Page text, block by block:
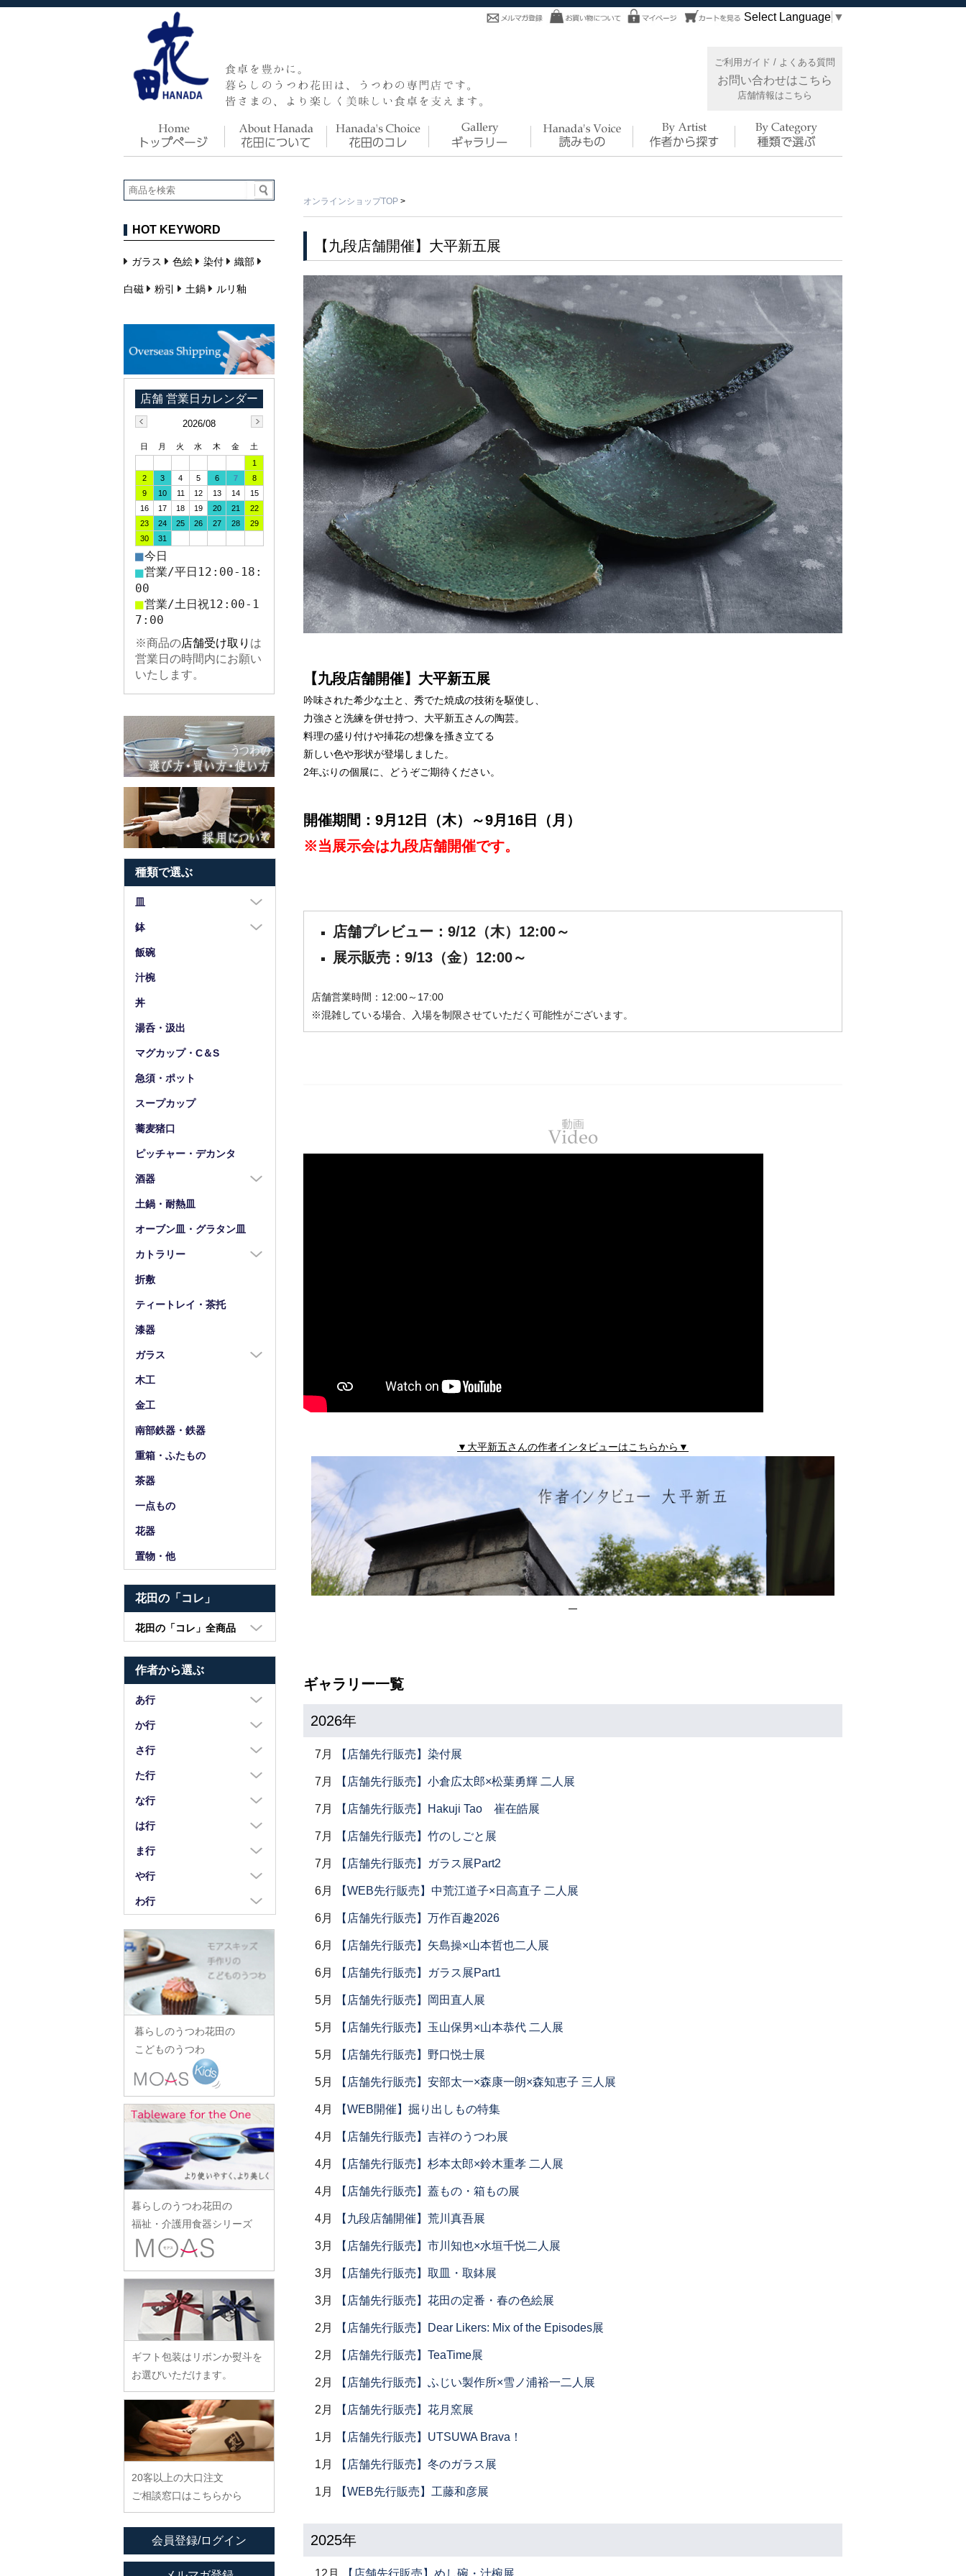
Select Language ▼
ご利用ガイド / よくある質問
お問い合わせはこちら
店舗情報はこちら
オンラインショップTOP >
【九段店舗開催】大平新五展
【九段店舗開催】大平新五展
吟味された希少な土と、秀でた焼成の技術を駆使し、
力強さと洗練を併せ持つ、大平新五さんの陶芸。
料理の盛り付けや挿花の想像を搔き立てる
新しい色や形状が登場しました。
2年ぶりの個展に、どうぞご期待ください。
開催期間：9月12日（木）～9月16日（月）
※当展示会は九段店舗開催です。
店舗プレビュー：9/12（木）12:00～
展示販売：9/13（金）12:00～
店舗営業時間：12:00～17:00
※混雑している場合、入場を制限させていただく可能性がございます。
▼大平新五さんの作者インタビューはこちらから▼
ギャラリー一覧
2026年
7月 【店舗先行販売】染付展
7月 【店舗先行販売】小倉広太郎×松葉勇輝 二人展
7月 【店舗先行販売】Hakuji Tao 崔在皓展
7月 【店舗先行販売】竹のしごと展
7月 【店舗先行販売】ガラス展Part2
6月 【WEB先行販売】中荒江道子×日高直子 二人展
6月 【店舗先行販売】万作百趣2026
6月 【店舗先行販売】矢島操×山本哲也二人展
6月 【店舗先行販売】ガラス展Part1
5月 【店舗先行販売】岡田直人展
5月 【店舗先行販売】玉山保男×山本恭代 二人展
5月 【店舗先行販売】野口悦士展
5月 【店舗先行販売】安部太一×森康一朗×森知恵子 三人展
4月 【WEB開催】掘り出しもの特集
4月 【店舗先行販売】吉祥のうつわ展
4月 【店舗先行販売】杉本太郎×鈴木重孝 二人展
4月 【店舗先行販売】蓋もの・箱もの展
4月 【九段店舗開催】荒川真吾展
3月 【店舗先行販売】市川知也×水垣千悦二人展
3月 【店舗先行販売】取皿・取鉢展
3月 【店舗先行販売】花田の定番・春の色絵展
2月 【店舗先行販売】Dear Likers: Mix of the Episodes展
2月 【店舗先行販売】TeaTime展
2月 【店舗先行販売】ふじい製作所×雪ノ浦裕一二人展
2月 【店舗先行販売】花月窯展
1月 【店舗先行販売】UTSUWA Brava！
1月 【店舗先行販売】冬のガラス展
1月 【WEB先行販売】工藤和彦展
2025年
12月 【店舗先行販売】めし碗・汁椀展
HOT KEYWORD
ガラス 色絵 染付 織部
白磁 粉引 土鍋 ルリ釉
2026/08
日 月 火 水 木 金
土
1
2
3 4 5 6 7
8
9
10 11 12 13 14
15
16
17 18 19 20 21
22
23
24 25 26 27 28
29
30
31
■今日
■営業/平日12:00-18:
00
■営業/土日祝12:00-1
7:00
※商品の店舗受け取り は
営業日の時間内にお願い
いたします。
種類で選ぶ
皿
大皿（8寸以上）
中皿（5～7寸）
小皿（4寸以下）
鉢
大鉢（8寸以上）
中鉢（5～7寸）
飯碗
汁椀
丼
湯呑・汲出
マグカップ・C＆S
急須・ポット
スープカップ
蕎麦猪口
ピッチャー・デカンタ
酒器
酒器全商品
徳利
土鍋・耐熱皿
オーブン皿・グラタン皿
カトラリー
カトラリー全商品
箸
箸置
折敷
ティートレイ・茶托
漆器
ガラス
ガラス全商品
グラス
ガラス皿
木工
金工
南部鉄器・鉄器
重箱・ふたもの
茶器
一点もの
花器
置物・他
花田の「コレ」
花田の「コレ」全商品
鉢・湯呑・カップ
汁椀・土鍋・折敷
小物・カトラリー
作者から選ぶ
あ行
浅野奈生
苧野直樹
安達和治
荒川真吾
荒賀文成
有馬和博
iiDA Woodturning
伊賀焼土楽
池島直人
池島仁美
生島賢
生島明水
池田大介
石川漆宝堂
石田誠
和泉良法
市川知也
伊藤聡信
伊藤孝英
井銅心平
稲村真耶
イム サエム
イレヤガラス
岩舘隆（浄法寺）
臼田けい子
海野裕
浦陽子
遠藤マサヒロ
大井寛史
大久保公太郎
大沢和義
大平新五
大前史
大和田友香
か行
蠣崎マコト
葛西国太郎
葛西義信
河上智美
川合孝知
川辺忠
川村宏樹
幹山繁太
季更器窯
岸野寛
北野敏一（犀ノ音窯）
日下華子
葛和万紀
工藤和彦
熊谷峻
小泉敦信
こいずみみゆき
古賀雄二郎
小寺暁洋
小林巧征
小牧広平
近藤亮介
さ行
坂本達哉
佐川岳彦
佐々木暢子
重田良古
島田まるみ
志村睦彦
城進
菅原博之
杉本太郎
鈴木重孝
鈴木潤吾
鈴木涼子
須谷窯
た行
高島慎一
高木剛
瀧田操
田中あい
田中佐和子
谷口嘉
谷永太郎
玉山保男
田沼英里
崔在皓
滴生舎
土井康治朗
土井宏友
陶房独歩炎
徳永遊心
富山孝一
土本訓寛・土本久美子
な行
中荒江道子
中尾万作
中川紀夫
中町いずみ
中村一也
中村幸一郎
d.Tam 中村孝子/桃子
中村智美
中村真紀
中山孝志
名古路英介
西納三枝
野口悦士
は行
橋村大作
長谷川由香
畑中篤
花岡隆
花田オリジナル
羽生直記
林京子
林拓児
原口潔
原田七重
原田譲
原光弘
日高伸治
日高直子
ヒヅミ峠舎
樋山真弓
平岡正弘
平林秀幸
廣野俊彦
廣政毅
ふじい製作所
藤崎均
藤田永子
藤塚光男
ほたる窯
堀畑蘭
ま行
前田麻美
正木春蔵
松浦コータロー
松浦ナオコ
松葉勇輝
松本郁美
松本優樹
松本良夫
三浦侑子
水垣千悦
水野克俊
みずのみさ
光井威善
三留舞
宮岡麻衣子
宮崎孝彦
三輪周太郎
武曽健一
村田森
村田菜穂美
木工ヤマニ
森知恵子
森悠紀子
森下綾
や行
八木橋昇
山口硝子
山口利枝
山崎葉
山田洋次
山田隆太郎
山中恵介
山本哲也
山本恭代
山本亮平
Yu-ten
雪ノ浦裕一
吉岡将弐
吉田学
余宮隆
わ行
ワダコーヘー
渡辺信史
渡邊心平
暮らしのうつわ花田の
こどものうつわ
暮らしのうつわ花田の
福祉・介護用食器シリーズ
ギフト包装はリボンか熨斗を
お選びいただけます。
20客以上の大口注文
ご相談窓口はこちらから
会員登録/ログイン